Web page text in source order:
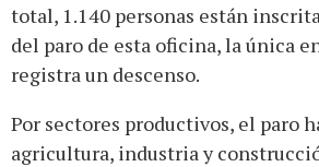
total, 1.140 personas están
del paro de esta oficina, la única
registra un descenso.
Por sectores productivos, el paro
agricultura, industria y